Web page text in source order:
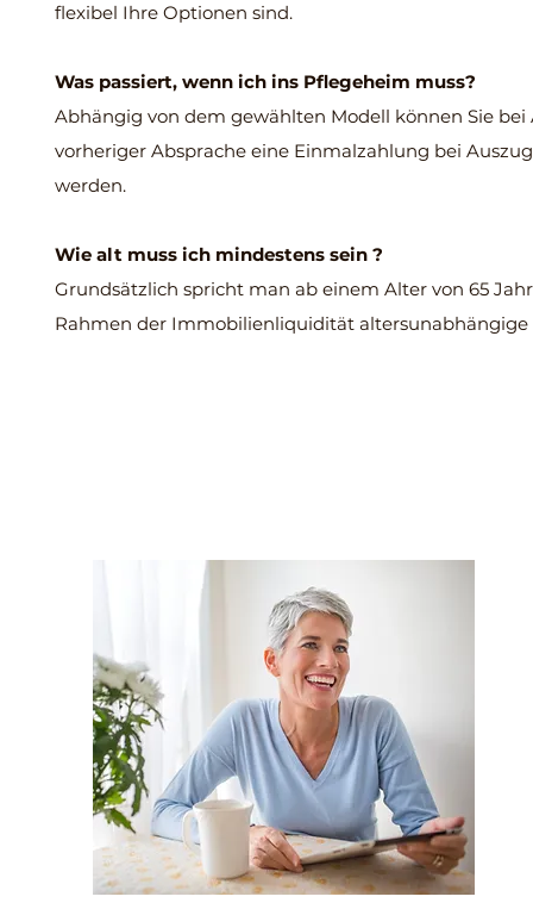
flexibel Ihre Optionen sind.
Was passiert, wenn ich ins Pflegeheim muss?
Abhängig von dem gewählten Modell können Sie
vorheriger Absprache eine Einmalzahlung bei
werden.
Wie alt muss ich mindestens sein ?
Grundsätzlich spricht man ab einem Alter von 65
Rahmen der Immobilienliquidität altersunabhängige